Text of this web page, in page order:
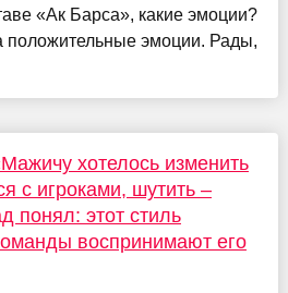
«Ак Барса», какие эмоции?
положительные эмоции. Рады,
хотелось изменить
с игроками, шутить –
понял: этот стиль
воспринимают его